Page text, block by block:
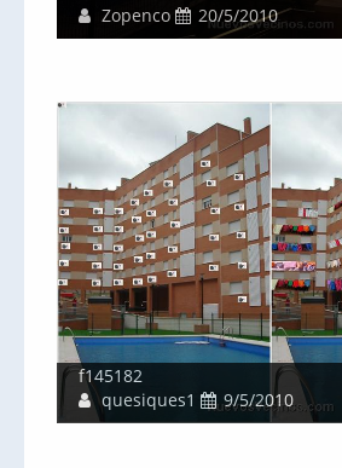
Zopenco
20/5/2010
f145182
quesiques1
9/5/2010